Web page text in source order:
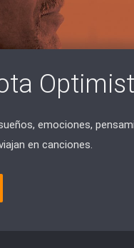
emociones,
en canciones.